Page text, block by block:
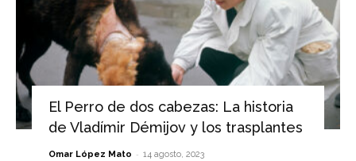
El Perro de dos cabezas: La historia
de Vladímir Démijov y los trasplantes
Omar López Mato - 14 agosto, 2023